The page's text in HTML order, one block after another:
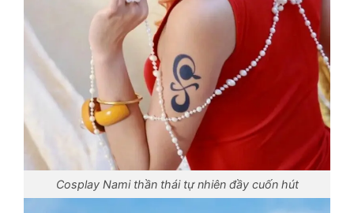
Cosplay Nami thần thái tự nhiên đầy cuốn hút